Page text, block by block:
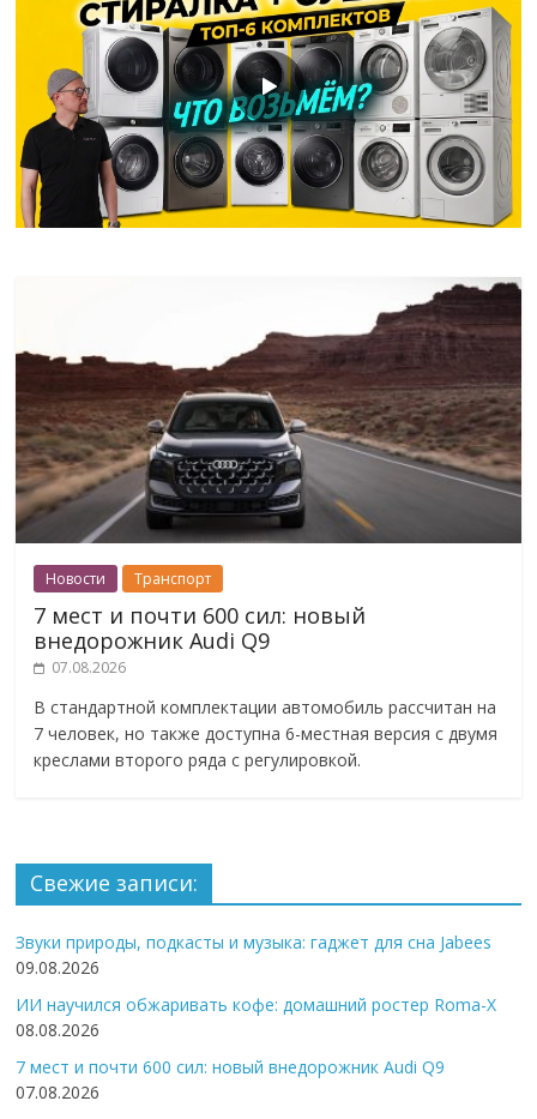
Новости Транспорт
7 мест и почти 600 сил: новый
внедорожник Audi Q9
07.08.2026
В стандартной комплектации автомобиль рассчитан на
7 человек, но также доступна 6-местная версия с двумя
креслами второго ряда с регулировкой.
Свежие записи:
Звуки природы, подкасты и музыка: гаджет для сна Jabees
09.08.2026
ИИ научился обжаривать кофе: домашний ростер Roma-X
08.08.2026
7 мест и почти 600 сил: новый внедорожник Audi Q9
07.08.2026